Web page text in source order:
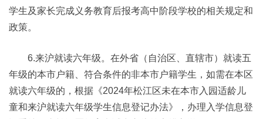
学生及家长完成义务教育后报考高中阶段学校的相关规定和
政策。
6.来沪就读六年级。在外省（自治区、直辖市）就读五
年级的本市户籍、符合条件的非本市户籍学生，如需在本区
就读六年级的，根据《2024年松江区未在本市入园适龄儿
童和来沪就读六年级学生信息登记办法》，办理入学信息登